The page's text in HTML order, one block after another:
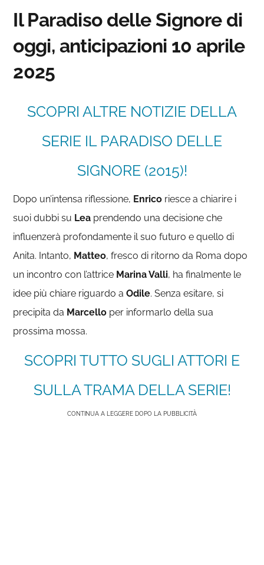
Il Paradiso delle Signore di
oggi, anticipazioni 10 aprile
2025
SCOPRI ALTRE NOTIZIE DELLA
SERIE IL PARADISO DELLE
SIGNORE (2015)!
Dopo un’intensa riflessione, Enrico riesce a chiarire i
suoi dubbi su Lea prendendo una decisione che
influenzerà profondamente il suo futuro e quello di
Anita. Intanto, Matteo, fresco di ritorno da Roma dopo
un incontro con l’attrice Marina Valli, ha finalmente le
idee più chiare riguardo aOdile. Senza esitare, si
precipita da Marcello per informarlo della sua
prossima mossa.
SCOPRI TUTTO SUGLI ATTORI E
SULLA TRAMA DELLA SERIE!
CONTINUA A LEGGERE DOPO LA PUBBLICITÀ